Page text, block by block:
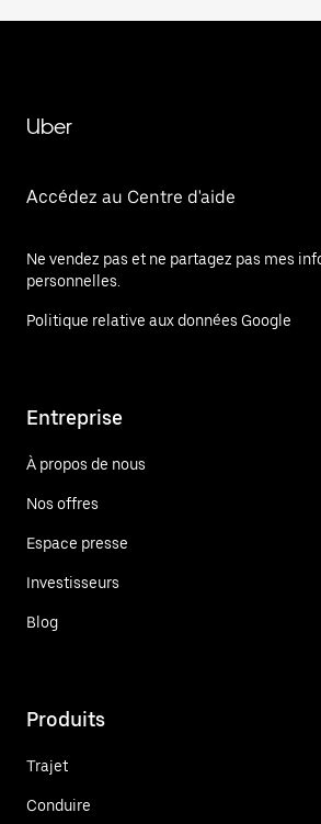
Uber
Accédez au Centre d'aide
Ne vendez pas et ne partagez pas mes
personnelles.
Politique relative aux données Google
Entreprise
À propos de nous
Nos offres
Espace presse
Investisseurs
Blog
Produits
Trajet
Conduire